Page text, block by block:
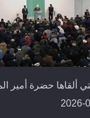
ألقاها حضرة أمير